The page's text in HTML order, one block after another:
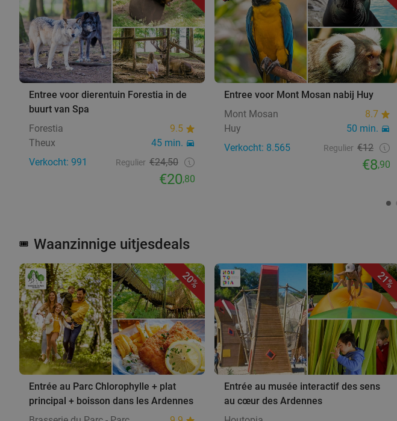
Entree voor dierentuin Forestia in de
buurt van Spa
Forestia
9.5
Theux
45 min.
Verkocht: 991
Regulier €24,50
€20,80
Entree voor Mont Mosan nabij Huy
Mont Mosan
8.7
Huy
50 min.
Verkocht: 8.565
Regulier €12
€8,90
🎟️ Waanzinnige uitjesdeals
20%
Entrée au Parc Chlorophylle + plat
principal + boisson dans les Ardennes
21%
Entrée au musée interactif des sens
au cœur des Ardennes